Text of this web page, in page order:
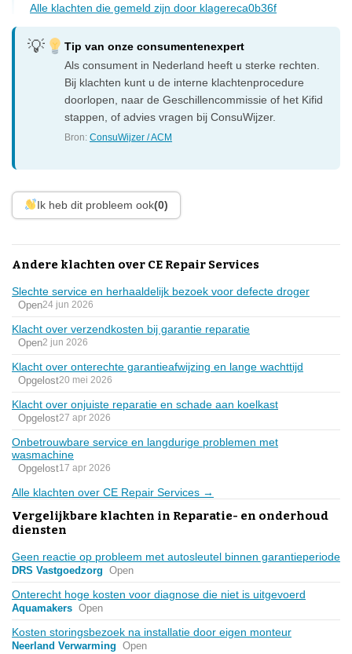
Alle klachten die gemeld zijn door klagereca0b36f
Tip van onze consumentenexpert
Als consument in Nederland heeft u sterke rechten.
Bij klachten kunt u de interne klachtenprocedure
doorlopen, naar de Geschillencommissie of het Kifid
stappen, of advies vragen bij ConsuWijzer.
Bron:ConsuWijzer / ACM
Ik heb dit probleem ook(0)
Andere klachten over CE Repair Services
Slechte service en herhaaldelijk bezoek voor defecte droger
Open24 jun 2026
Klacht over verzendkosten bij garantie reparatie
Open2 jun 2026
Klacht over onterechte garantieafwijzing en lange wachttijd
Opgelost20 mei 2026
Klacht over onjuiste reparatie en schade aan koelkast
Opgelost27 apr 2026
Onbetrouwbare service en langdurige problemen met
wasmachine
Opgelost17 apr 2026
Alle klachten over CE Repair Services →
Vergelijkbare klachten in Reparatie- en onderhoud
diensten
Geen reactie op probleem met autosleutel binnen garantieperiode
DRS Vastgoedzorg Open
Onterecht hoge kosten voor diagnose die niet is uitgevoerd
Aquamakers Open
Kosten storingsbezoek na installatie door eigen monteur
Neerland Verwarming Open